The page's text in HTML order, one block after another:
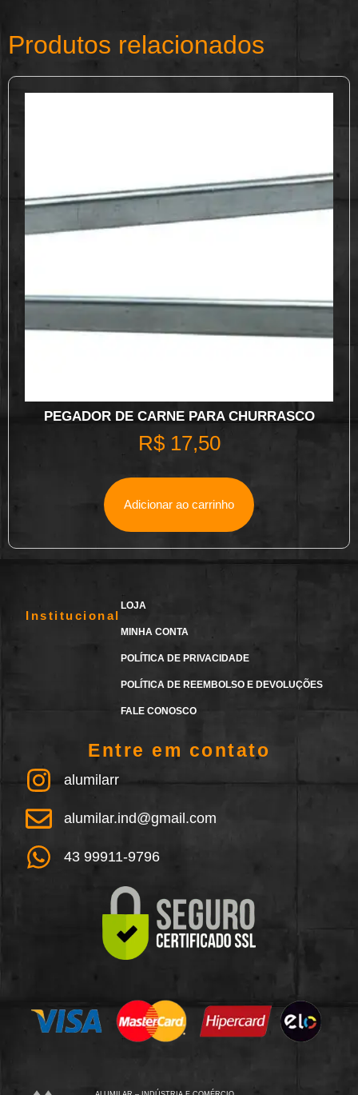
Produtos relacionados
PEGADOR DE CARNE PARA CHURRASCO
R$17,50
Adicionar ao carrinho
Institucional
LOJA
MINHA CONTA
POLÍTICA DE PRIVACIDADE
POLÍTICA DE REEMBOLSO E DEVOLUÇÕES
FALE CONOSCO
Entre em contato
alumilarr
alumilar.ind@gmail.com
43 99911-9796